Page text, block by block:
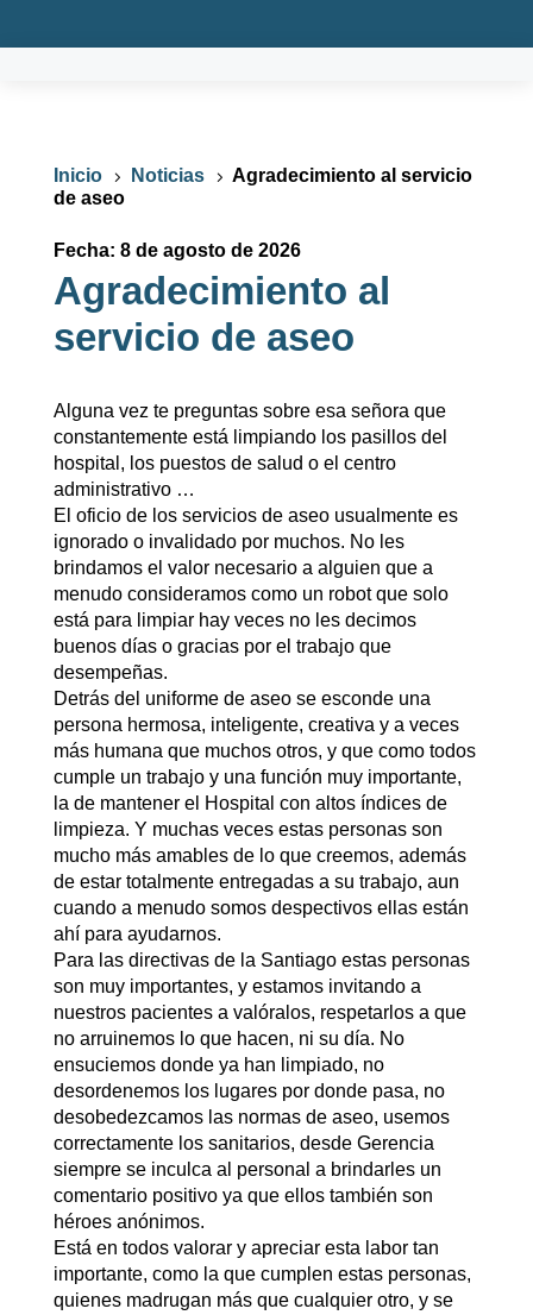
Inicio 5 Noticias 5 Agradecimiento al servicio
de aseo
Fecha: 8 de agosto de 2026
Agradecimiento al
servicio de aseo
Alguna vez te preguntas sobre esa señora que
constantemente está limpiando los pasillos del
hospital, los puestos de salud o el centro
administrativo …
El oficio de los servicios de aseo usualmente es
ignorado o invalidado por muchos. No les
brindamos el valor necesario a alguien que a
menudo consideramos como un robot que solo
está para limpiar hay veces no les decimos
buenos días o gracias por el trabajo que
desempeñas.
Detrás del uniforme de aseo se esconde una
persona hermosa, inteligente, creativa y a veces
más humana que muchos otros, y que como todos
cumple un trabajo y una función muy importante,
la de mantener el Hospital con altos índices de
limpieza. Y muchas veces estas personas son
mucho más amables de lo que creemos, además
de estar totalmente entregadas a su trabajo, aun
cuando a menudo somos despectivos ellas están
ahí para ayudarnos.
Para las directivas de la Santiago estas personas
son muy importantes, y estamos invitando a
nuestros pacientes a valóralos, respetarlos a que
no arruinemos lo que hacen, ni su día. No
ensuciemos donde ya han limpiado, no
desordenemos los lugares por donde pasa, no
desobedezcamos las normas de aseo, usemos
correctamente los sanitarios, desde Gerencia
siempre se inculca al personal a brindarles un
comentario positivo ya que ellos también son
héroes anónimos.
Está en todos valorar y apreciar esta labor tan
importante, como la que cumplen estas personas,
quienes madrugan más que cualquier otro, y se